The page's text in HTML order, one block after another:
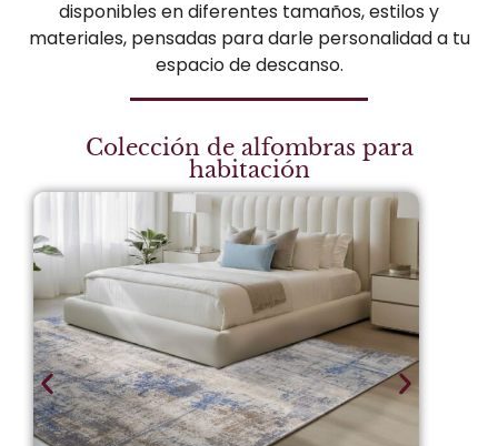
disponibles en diferentes tamaños, estilos y
materiales, pensadas para darle personalidad a tu
espacio de descanso.
Colección de alfombras para
habitación